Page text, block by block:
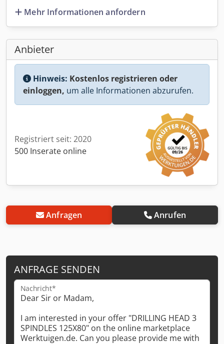
Mehr Informationen anfordern
Anbieter
Hinweis: Kostenlos registrieren oder
einloggen, um alle Informationen abzurufen.
Registriert seit: 2020
500 Inserate online
Anfragen Anrufen
ANFRAGE SENDEN
Nachricht*